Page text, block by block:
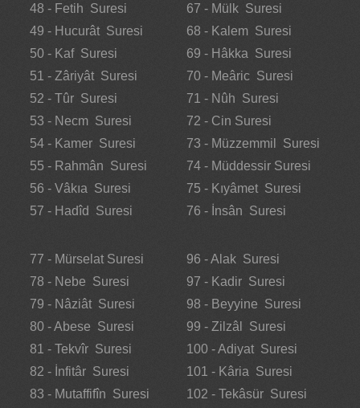
48 - Fetih Suresi
49 - Hucurât Suresi
50 - Kaf Suresi
51 - Zâriyât Suresi
52 - Tûr Suresi
53 - Necm Suresi
54 - Kamer Suresi
55 - Rahmân Suresi
56 - Vâkıa Suresi
57 - Hadîd Suresi
67 - Mülk Suresi
68 - Kalem Suresi
69 - Hâkka Suresi
70 - Meâric Suresi
71 - Nûh Suresi
72 - Cin Suresi
73 - Müzzemmil Suresi
74 - Müddessir Suresi
75 - Kıyâmet Suresi
76 - İnsân Suresi
77 - Mürselat Suresi
78 - Nebe Suresi
79 - Nâziât Suresi
80 - Abese Suresi
81 - Tekvîr Suresi
82 - İnfitâr Suresi
83 - Mutaffifîn Suresi
96 - Alak Suresi
97 - Kadir Suresi
98 - Beyyine Suresi
99 - Zilzâl Suresi
100 - Adiyat Suresi
101 - Kâria Suresi
102 - Tekâsür Suresi